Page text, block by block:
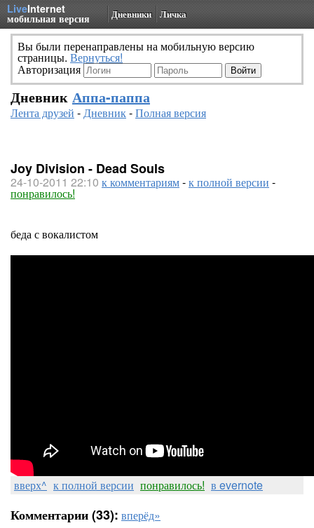
LiveInternet
мобильная версия Дневники Личка
Вы были перенаправлены на мобильную версию
страницы. Вернуться!
Авторизация
Дневник Аппа-паппа
Лента друзей -Дневник-Полная версия
Joy Division - Dead Souls
24-10-2011 22:10 к комментариям-к полной версии -
понравилось!
беда с вокалистом
вверх^ к полной версии понравилось! в evernote
Комментарии (33): вперёд»